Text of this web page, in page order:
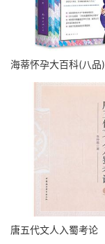
海蒂怀孕大百科(八品)
唐五代文人入蜀考论